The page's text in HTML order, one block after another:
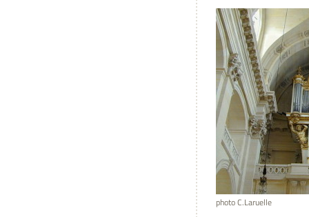
photo C.Laruelle